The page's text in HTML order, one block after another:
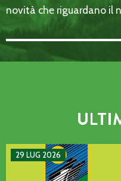
novità che riguardano il
Email Address::: (required)
29 LUG 2026
AVVISO DI GUASTO